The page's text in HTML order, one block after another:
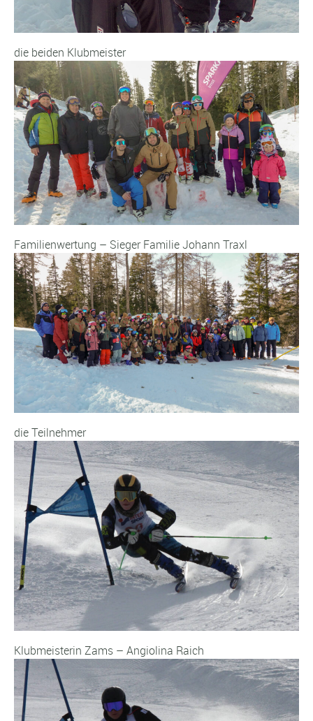
die beiden Klubmeister
Familienwertung – Sieger Familie Johann Traxl
die Teilnehmer
Klubmeisterin Zams – Angiolina Raich